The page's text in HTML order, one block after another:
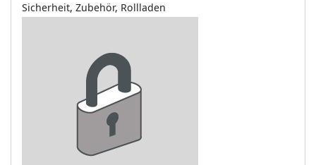
Sicherheit, Zubehör, Rollladen